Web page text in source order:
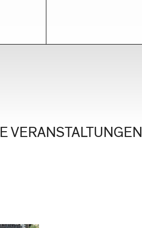
VERANSTALTUNGEN